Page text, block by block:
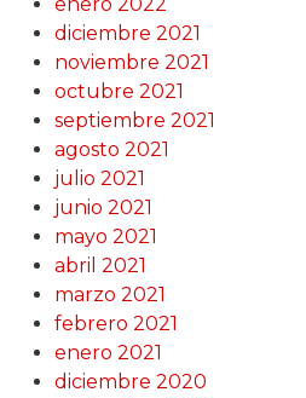
enero 2022
diciembre 2021
noviembre 2021
octubre 2021
septiembre 2021
agosto 2021
julio 2021
junio 2021
mayo 2021
abril 2021
marzo 2021
febrero 2021
enero 2021
diciembre 2020